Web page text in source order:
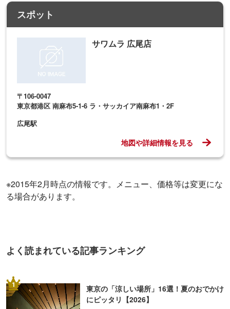
スポット
サワムラ 広尾店
〒106-0047
東京都港区 南麻布5-1-6 ラ・サッカイア南麻布1・2F
広尾駅
地図や詳細情報を見る
※2015年2月時点の情報です。メニュー、価格等は変更にな
る場合があります。
よく読まれている記事ランキング
1
東京の「涼しい場所」16選！夏のおでかけ
にピッタリ【2026】